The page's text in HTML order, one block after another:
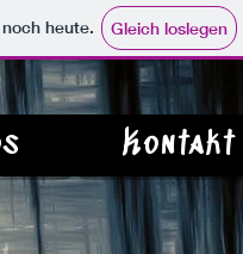
heute. Gleich loslegen
Kontakt